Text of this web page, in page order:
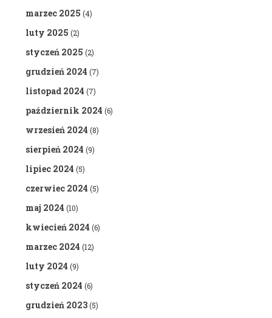
marzec 2025 (4)
luty 2025 (2)
styczeń 2025 (2)
grudzień 2024 (7)
listopad 2024 (7)
październik 2024 (6)
wrzesień 2024 (8)
sierpień 2024 (9)
lipiec 2024 (5)
czerwiec 2024 (5)
maj 2024 (10)
kwiecień 2024 (6)
marzec 2024 (12)
luty 2024 (9)
styczeń 2024 (6)
grudzień 2023(5)